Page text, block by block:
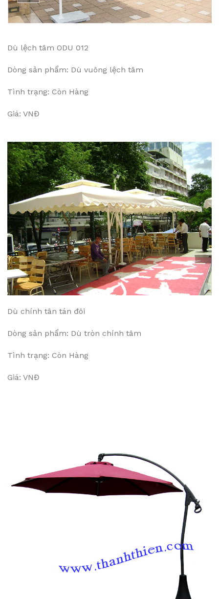
Dù lệch tâm ODU 012
Dòng sản phẩm: Dù vuông lệch tâm
Tình trạng: Còn Hàng
Giá: VNĐ
Dù chính tân tán đôi
Dòng sản phẩm: Dù tròn chính tâm
Tình trạng: Còn Hàng
Giá: VNĐ